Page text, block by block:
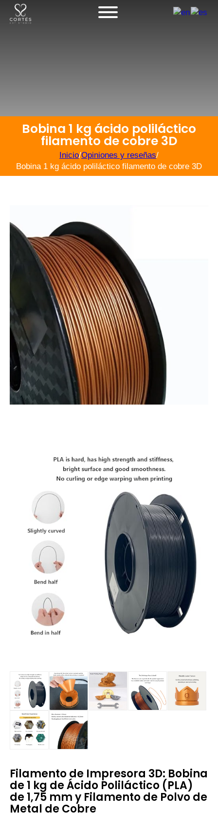
Bobina 1 kg ácido poliláctico
filamento de cobre 3D
Inicio/Opiniones y reseñas/
Bobina 1 kg ácido poliláctico filamento de cobre 3D
Filamento de Impresora 3D: Bobina
de 1 kg de Ácido Poliláctico (PLA)
de 1,75 mm y Filamento de Polvo de
Metal de Cobre